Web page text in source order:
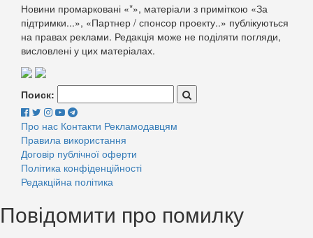
Новини промарковані «*», матеріали з приміткою «За
підтримки...», «Партнер / спонсор проекту..» публікуються
на правах реклами. Редакція може не поділяти погляди,
висловлені у цих матеріалах.
Поиск:
Про нас Контакти Рекламодавцям
Правила використання
Договір публічної оферти
Політика конфіденційності
Редакційна політика
Повідомити про помилку